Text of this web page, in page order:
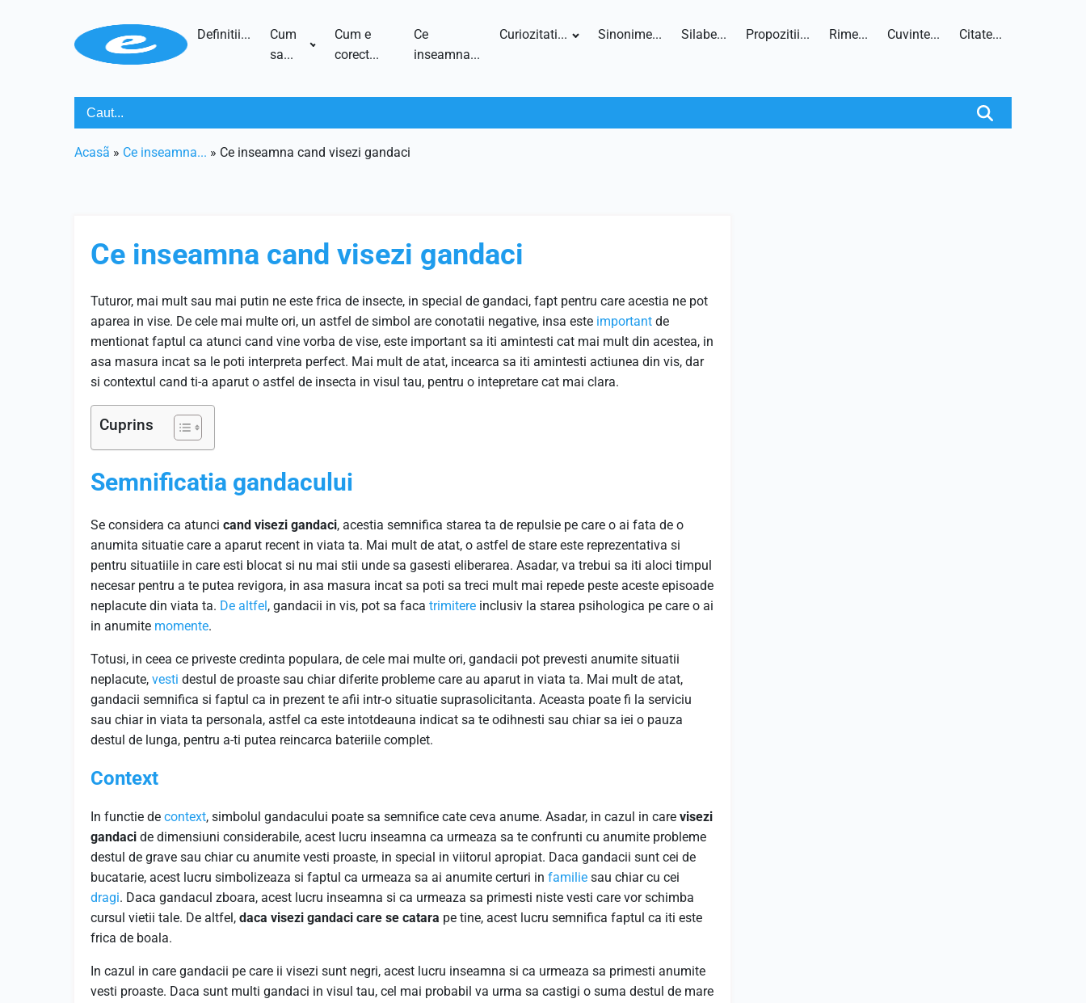
Definitii...
Cum
sa...
Cum e
corect...
Ce
inseamna...
Curiozitati... Sinonime... Silabe... Propozitii... Rime... Cuvinte... Citate...
Acasã » Ce inseamna... » Ce inseamna cand visezi gandaci
Ce inseamna cand visezi gandaci
Tuturor, mai mult sau mai putin ne este frica de insecte, in special de gandaci, fapt pentru care acestia ne pot
aparea in vise. De cele mai multe ori, un astfel de simbol are conotatii negative, insa este important de
mentionat faptul ca atunci cand vine vorba de vise, este important sa iti amintesti cat mai mult din acestea, in
asa masura incat sa le poti interpreta perfect. Mai mult de atat, incearca sa iti amintesti actiunea din vis, dar
si contextul cand ti-a aparut o astfel de insecta in visul tau, pentru o intepretare cat mai clara.
Cuprins
Semnificatia gandacului
Se considera ca atunci cand visezi gandaci, acestia semnifica starea ta de repulsie pe care o ai fata de o
anumita situatie care a aparut recent in viata ta. Mai mult de atat, o astfel de stare este reprezentativa si
pentru situatiile in care esti blocat si nu mai stii unde sa gasesti eliberarea. Asadar, va trebui sa iti aloci timpul
necesar pentru a te putea revigora, in asa masura incat sa poti sa treci mult mai repede peste aceste episoade
neplacute din viata ta. De altfel, gandacii in vis, pot sa faca trimitere inclusiv la starea psihologica pe care o ai
in anumite momente.
Totusi, in ceea ce priveste credinta populara, de cele mai multe ori, gandacii pot prevesti anumite situatii
neplacute, vesti destul de proaste sau chiar diferite probleme care au aparut in viata ta. Mai mult de atat,
gandacii semnifica si faptul ca in prezent te afii intr-o situatie suprasolicitanta. Aceasta poate fi la serviciu
sau chiar in viata ta personala, astfel ca este intotdeauna indicat sa te odihnesti sau chiar sa iei o pauza
destul de lunga, pentru a-ti putea reincarca bateriile complet.
Context
In functie de context, simbolul gandacului poate sa semnifice cate ceva anume. Asadar, in cazul in care visezi
gandaci de dimensiuni considerabile, acest lucru inseamna ca urmeaza sa te confrunti cu anumite probleme
destul de grave sau chiar cu anumite vesti proaste, in special in viitorul apropiat. Daca gandacii sunt cei de
bucatarie, acest lucru simbolizeaza si faptul ca urmeaza sa ai anumite certuri in familie sau chiar cu cei
dragi. Daca gandacul zboara, acest lucru inseamna si ca urmeaza sa primesti niste vesti care vor schimba
cursul vietii tale. De altfel, daca visezi gandaci care se catara pe tine, acest lucru semnifica faptul ca iti este
frica de boala.
In cazul in care gandacii pe care ii visezi sunt negri, acest lucru inseamna si ca urmeaza sa primesti anumite
vesti proaste. Daca sunt multi gandaci in visul tau, cel mai probabil va urma sa castigi o suma destul de mare